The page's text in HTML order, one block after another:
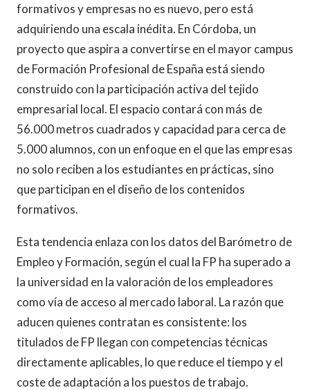
formativos y empresas no es nuevo, pero está
adquiriendo una escala inédita. En Córdoba, un
proyecto que aspira a convertirse en el mayor campus
de Formación Profesional de España está siendo
construido con la participación activa del tejido
empresarial local. El espacio contará con más de
56.000 metros cuadrados y capacidad para cerca de
5.000 alumnos, con un enfoque en el que las empresas
no solo reciben a los estudiantes en prácticas, sino
que participan en el diseño de los contenidos
formativos.
Esta tendencia enlaza con los datos del Barómetro de
Empleo y Formación, según el cual la FP ha superado a
la universidad en la valoración de los empleadores
como vía de acceso al mercado laboral. La razón que
aducen quienes contratan es consistente: los
titulados de FP llegan con competencias técnicas
directamente aplicables, lo que reduce el tiempo y el
coste de adaptación a los puestos de trabajo.